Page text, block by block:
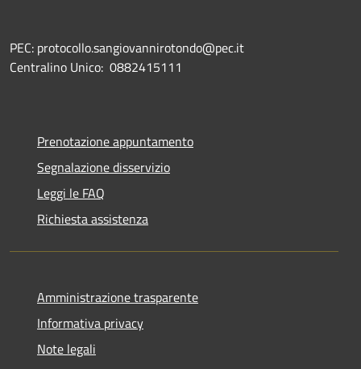
PEC: protocollo.sangiovannirotondo@pec.it
Centralino Unico: 0882415111
Prenotazione appuntamento
Segnalazione disservizio
Leggi le FAQ
Richiesta assistenza
Amministrazione trasparente
Informativa privacy
Note legali